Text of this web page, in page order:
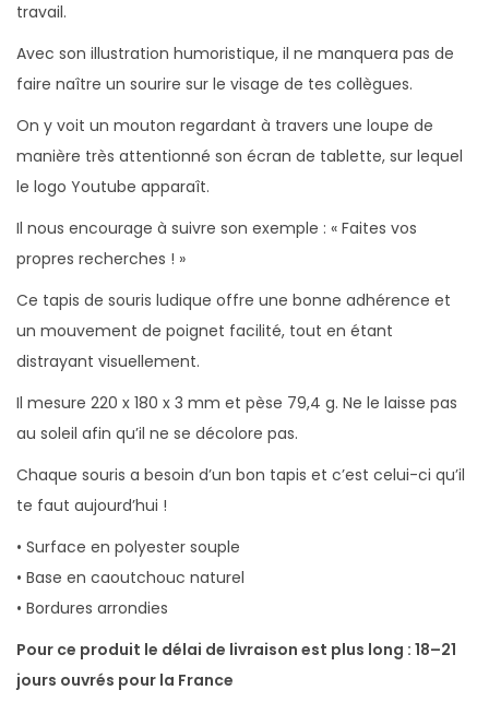
i
s
M
u
t
o
n
C
h
h
e
u
r
travail.
Avec son illustration humoristique, il ne manquera pas de
faire naître un sourire sur le visage de tes collègues.
On y voit un mouton regardant à travers une loupe de
manière très attentionné son écran de tablette, sur lequel
le logo Youtube apparaît.
Il nous encourage à suivre son exemple : « Faites vos
propres recherches ! »
Ce tapis de souris ludique offre une bonne adhérence et
un mouvement de poignet facilité, tout en étant
distrayant visuellement.
Il mesure 220 x 180 x 3 mm et pèse 79,4 g. Ne le laisse pas
au soleil afin qu’il ne se décolore pas.
Chaque souris a besoin d’un bon tapis et c’est celui-ci qu’il
te faut aujourd’hui !
• Surface en polyester souple
• Base en caoutchouc naturel
• Bordures arrondies
Pour ce produit le délai de livraison est plus long : 18–21
jours ouvrés pour la France